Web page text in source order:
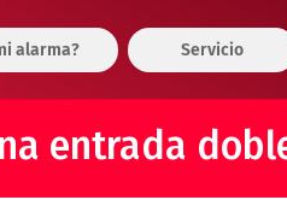
alarma? Servicio
entrada doble